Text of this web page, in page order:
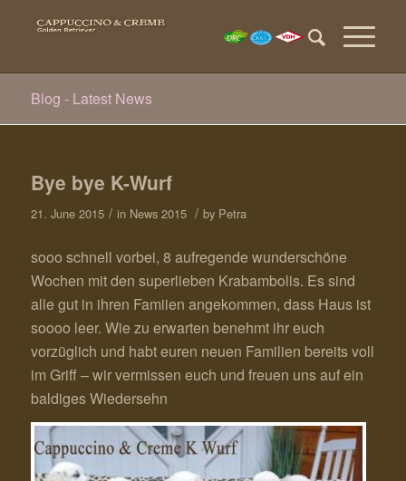
Blog - Latest News
Bye bye K-Wurf
21. June 2015 / in News 2015 / by Petra
sooo schnell vorbei, 8 aufregende wunderschöne
Wochen mit den superlieben Krabambolis. Es sind
alle gut in ihren Famiien angekommen, dass Haus ist
soooo leer. Wie zu erwarten benehmt ihr euch
vorzüglich und habt euren neuen Familien bereits voll
im Griff – wir vermissen euch und freuen uns auf ein
baldiges Wiedersehn